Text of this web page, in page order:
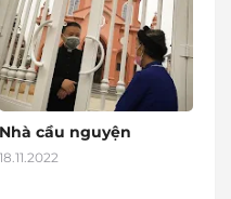
Nhà cầu nguyện
18.11.2022